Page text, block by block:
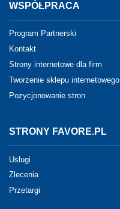
WSPÓŁPRACA
Program Partnerski
Kontakt
Strony internetowe dla firm
Tworzenie sklepu internetowego
Pozycjonowanie stron
STRONY FAVORE.PL
Usługi
Zlecenia
Przetargi